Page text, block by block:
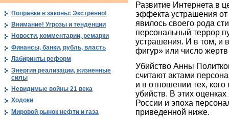
Развитие Интернета в
эффекта устрашения
явилось своего рода
персональный террор
устрашения. И в том, и
фигур» или число
Убийство Анны
считают актами
и в отношении тех, кого
убийств. В этих
России и эпоха
приведенной ниже.
Поправки в законы: Экстренно!
Внимание! Угрозы и тенденции
Новости, комментарии, ремарки
Финансы, банки, рубль, власть
Лабиринты реформ
Энергия реализации, жизненные
силы
Невидимые войны 21 века
Ходоки
Мировой рынок нефти и газа